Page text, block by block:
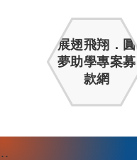
展翅飛翔．圓
夢助學專案募
款網